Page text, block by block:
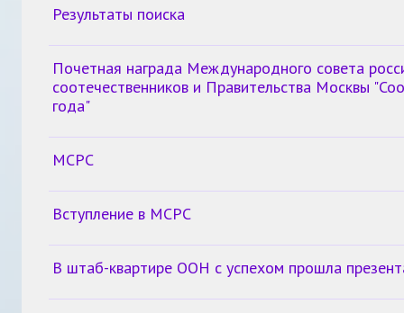
Результаты поиска
Почетная награда Международного совета
соотечественников и Правительства Москвы
года"
МСРС
Вступление в МСРС
В штаб-квартире ООН с успехом прошла